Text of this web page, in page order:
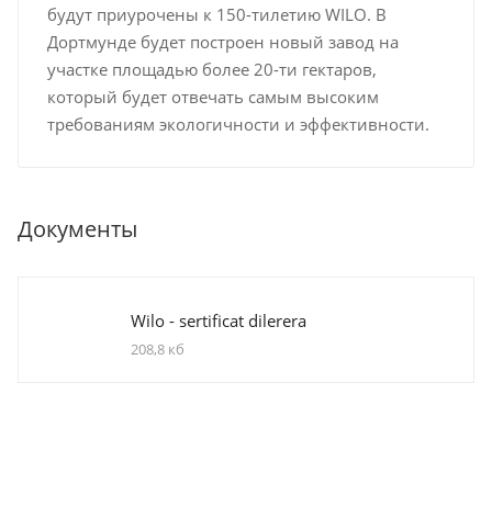
будут приурочены к 150-тилетию WILO. В
Дортмунде будет построен новый завод на
участке площадью более 20-ти гектаров,
который будет отвечать самым высоким
требованиям экологичности и эффективности.
Документы
Wilo - sertificat dilerera
208,8 кб